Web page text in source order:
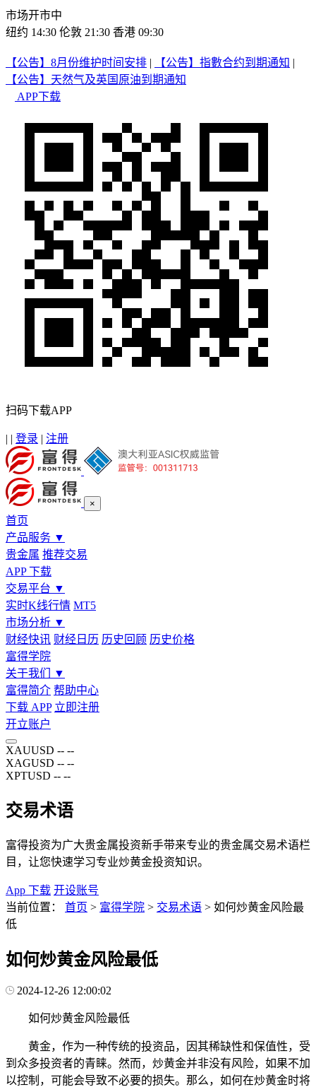
市场开市中
纽约 14:30 伦敦 21:30 香港 09:30
【公告】8月份维护时间安排 | 【公告】指數合约到期通知 |
【公告】天然气及英国原油到期通知
APP下载
扫码下载APP
| | 登录 | 注册
×
首页
产品服务 ▼
贵金属 推荐交易
APP 下载
交易平台 ▼
实时K线行情 MT5
市场分析 ▼
财经快讯 财经日历 历史回顾 历史价格
富得学院
关于我们
▼
富得简介 帮助中心
下载 APP 立即注册
开立账户
XAUUSD -- --
XAGUSD -- --
XPTUSD -- --
交易术语
富得投资为广大贵金属投资新手带来专业的贵金属交易术语栏
目，让您快速学习专业炒黄金投资知识。
App 下载 开设账号
当前位置：
首页 > 富得学院 > 交易术语 > 如何炒黄金风险最
低
如何炒黄金风险最低
2024-12-26 12:00:02
如何炒黄金风险最低
黄金，作为一种传统的投资品，因其稀缺性和保值性，受
到众多投资者的青睐。然而，炒黄金并非没有风险，如果不加
以控制，可能会导致不必要的损失。那么，如何在炒黄金时将